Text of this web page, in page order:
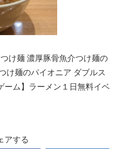
け麺 濃厚豚骨魚介つけ麺の
け麺のパイオニア ダブルス
ーム】ラーメン１日無料イベ
アする